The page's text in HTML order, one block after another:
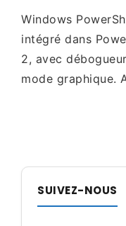
Windows
intégré dans
2, avec
mode graphique.
SUIVEZ-NOUS